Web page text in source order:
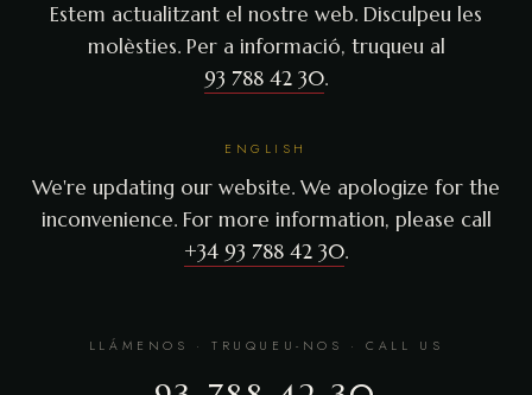
Estem actualitzant el nostre web. Disculpeu les
molèsties. Per a informació, truqueu al
93 788 42 30.
ENGLISH
We're updating our website. We apologize for the
inconvenience. For more information, please call
+34 93 788 42 30.
LLÁMENOS · TRUQUEU-NOS · CALL US